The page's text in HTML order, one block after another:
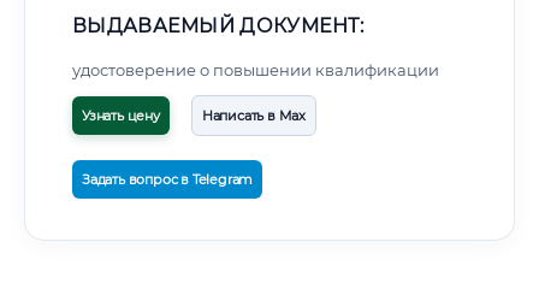
ВЫДАВАЕМЫЙ ДОКУМЕНТ:
удостоверение о повышении квалификации
Узнать цену Написать в Max
Задать вопрос в Telegram